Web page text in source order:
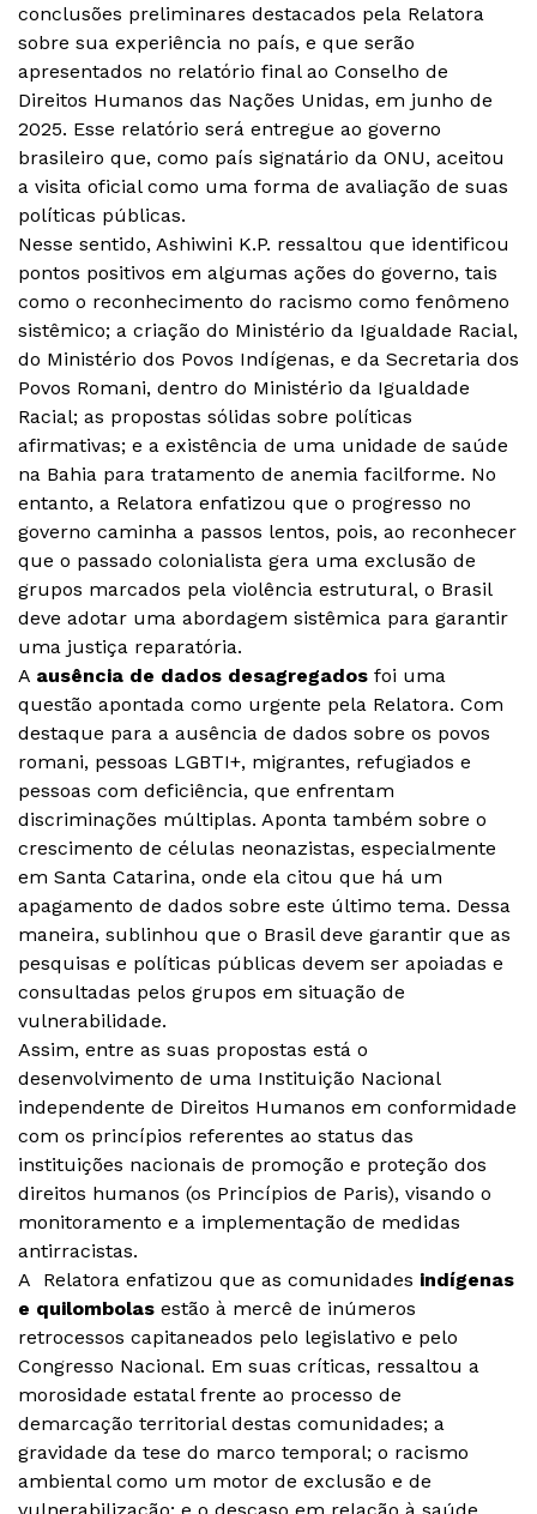
conclusões preliminares destacados pela Relatora
sobre sua experiência no país, e que serão
apresentados no relatório final ao Conselho de
Direitos Humanos das Nações Unidas, em junho de
2025. Esse relatório será entregue ao governo
brasileiro que, como país signatário da ONU, aceitou
a visita oficial como uma forma de avaliação de suas
políticas públicas.
Nesse sentido, Ashiwini K.P. ressaltou que identificou
pontos positivos em algumas ações do governo, tais
como o reconhecimento do racismo como fenômeno
sistêmico; a criação do Ministério da Igualdade Racial,
do Ministério dos Povos Indígenas, e da Secretaria dos
Povos Romani, dentro do Ministério da Igualdade
Racial; as propostas sólidas sobre políticas
afirmativas; e a existência de uma unidade de saúde
na Bahia para tratamento de anemia facilforme. No
entanto, a Relatora enfatizou que o progresso no
governo caminha a passos lentos, pois, ao reconhecer
que o passado colonialista gera uma exclusão de
grupos marcados pela violência estrutural, o Brasil
deve adotar uma abordagem sistêmica para garantir
uma justiça reparatória.
A ausência de dados desagregados foi uma
questão apontada como urgente pela Relatora. Com
destaque para a ausência de dados sobre os povos
romani, pessoas LGBTI+, migrantes, refugiados e
pessoas com deficiência, que enfrentam
discriminações múltiplas. Aponta também sobre o
crescimento de células neonazistas, especialmente
em Santa Catarina, onde ela citou que há um
apagamento de dados sobre este último tema. Dessa
maneira, sublinhou que o Brasil deve garantir que as
pesquisas e políticas públicas devem ser apoiadas e
consultadas pelos grupos em situação de
vulnerabilidade.
Assim, entre as suas propostas está o
desenvolvimento de uma Instituição Nacional
independente de Direitos Humanos em conformidade
com os princípios referentes ao status das
instituições nacionais de promoção e proteção dos
direitos humanos (os Princípios de Paris), visando o
monitoramento e a implementação de medidas
antirracistas.
A Relatora enfatizou que as comunidades indígenas
e quilombolas estão à mercê de inúmeros
retrocessos capitaneados pelo legislativo e pelo
Congresso Nacional. Em suas críticas, ressaltou a
morosidade estatal frente ao processo de
demarcação territorial destas comunidades; a
gravidade da tese do marco temporal; o racismo
ambiental como um motor de exclusão e de